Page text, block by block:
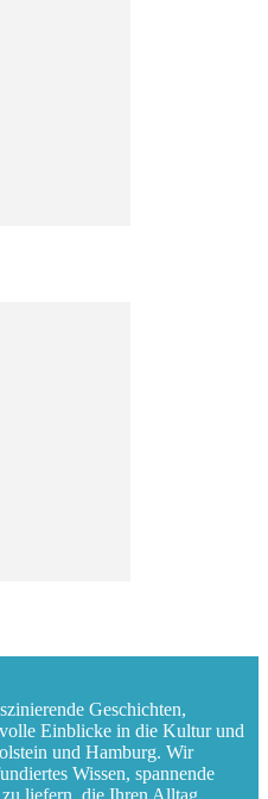
Geschichten,
Einblicke in die Kultur und
und Hamburg. Wir
Wissen, spannende
liefern, die Ihren Alltag